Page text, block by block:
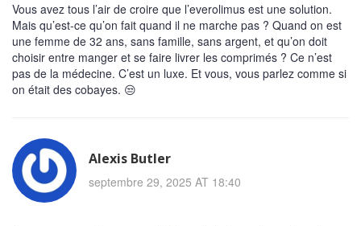
Vous avez tous l’air de croire que l’everolimus est une solution.
Mais qu’est-ce qu’on fait quand il ne marche pas ? Quand on est
une femme de 32 ans, sans famille, sans argent, et qu’on doit
choisir entre manger et se faire livrer les comprimés ? Ce n’est
pas de la médecine. C’est un luxe. Et vous, vous parlez comme si
on était des cobayes. 😒
Alexis Butler
septembre 29, 2025 AT 18:40